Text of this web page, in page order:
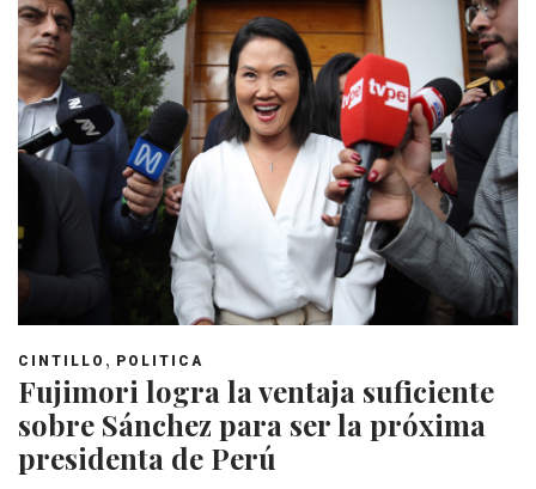
CINTILLO , POLITICA
Fujimori logra la ventaja suficiente
sobre Sánchez para ser la próxima
presidenta de Perú